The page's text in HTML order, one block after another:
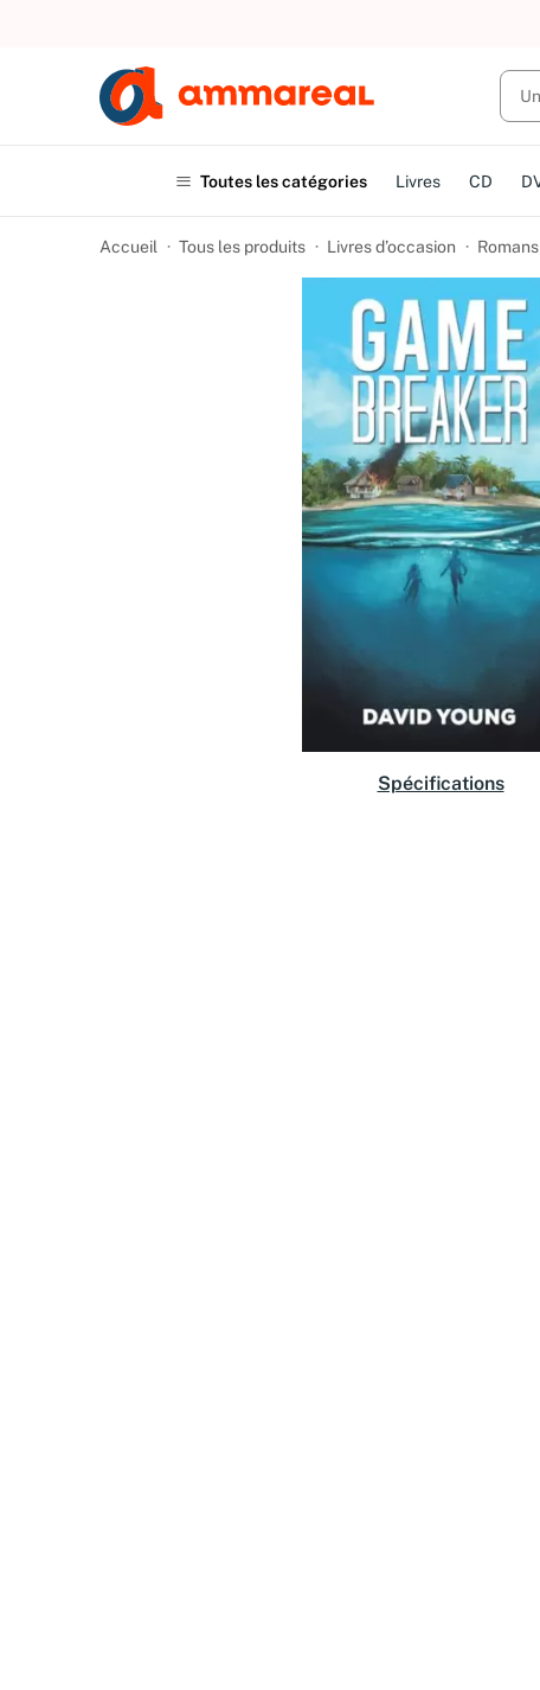
UN
Toutes les catégories Livres CD
Accueil Tous les produits Livres d’occasion
Spécifications